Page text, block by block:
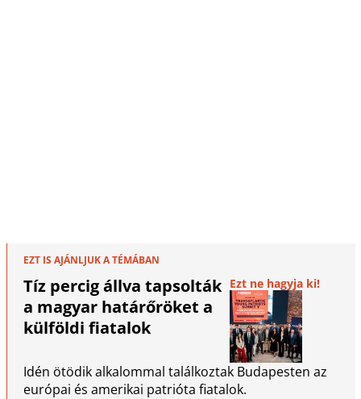
EZT IS AJÁNLJUK A TÉMÁBAN
Tíz percig állva tapsolták
a magyar határőröket a
külföldi fiatalok
Ezt ne hagyja ki!
Idén ötödik alkalommal találkoztak Budapesten az
európai és amerikai patrióta fiatalok.